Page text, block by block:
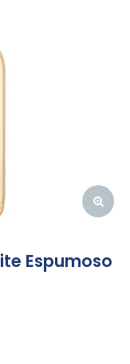
Espumoso